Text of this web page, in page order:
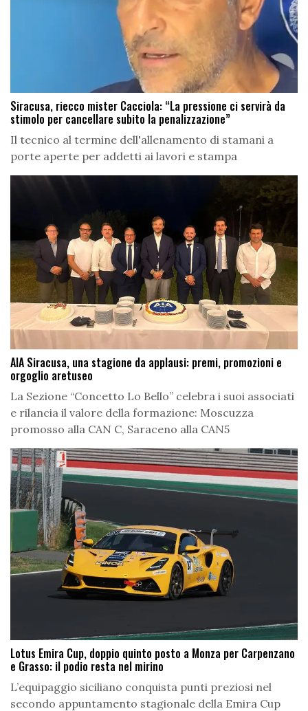
Siracusa, riecco mister Cacciola: “La pressione ci servirà da
stimolo per cancellare subito la penalizzazione”
Il tecnico al termine dell'allenamento di stamani a
porte aperte per addetti ai lavori e stampa
AIA Siracusa, una stagione da applausi: premi, promozioni e
orgoglio aretuseo
La Sezione “Concetto Lo Bello” celebra i suoi associati
e rilancia il valore della formazione: Moscuzza
promosso alla CAN C, Saraceno alla CAN5
Lotus Emira Cup, doppio quinto posto a Monza per Carpenzano
e Grasso: il podio resta nel mirino
L’equipaggio siciliano conquista punti preziosi nel
secondo appuntamento stagionale della Emira Cup